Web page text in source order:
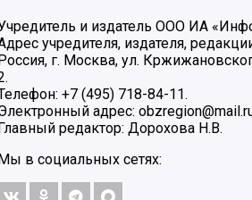
и издатель ООО ИА
учредителя, издателя,
г. Москва, ул.
+7 (495) 718-84-11.
адрес:
редактор: Дорохова Н.В.
в социальных сетях: